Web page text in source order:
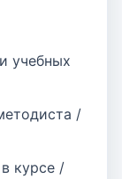
учебных
/
курсе /